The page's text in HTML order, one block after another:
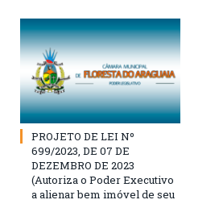
PROJETO DE LEI Nº
699/2023, DE 07 DE
DEZEMBRO DE 2023
(Autoriza o Poder Executivo
a alienar bem imóvel de seu